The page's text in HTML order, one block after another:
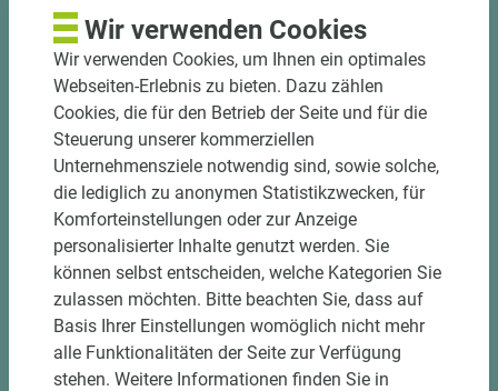
James Hardie Fassadenverkleidung
Hardie® Plank JH90-70
Schiefergrau stumpf Holzstruktur
Länge (mm)
3.600
Breite (mm)
180
Stärke (mm)
8
Wir verwenden Cookies
Wir verwenden Cookies, um Ihnen ein optimales
Webseiten-Erlebnis zu bieten. Dazu zählen
Cookies, die für den Betrieb der Seite und für die
Steuerung unserer kommerziellen
Unternehmensziele notwendig sind, sowie solche,
die lediglich zu anonymen Statistikzwecken, für
Komforteinstellungen oder zur Anzeige
personalisierter Inhalte genutzt werden. Sie
können selbst entscheiden, welche Kategorien Sie
zulassen möchten. Bitte beachten Sie, dass auf
Basis Ihrer Einstellungen womöglich nicht mehr
alle Funktionalitäten der Seite zur Verfügung
stehen. Weitere Informationen finden Sie in